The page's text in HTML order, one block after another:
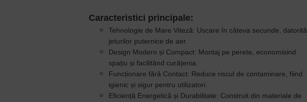
Caracteristici principale:
Tehnologie de Mare Viteză: Uscare în câteva secunde, datorită
jeturilor puternice de aer.
Design Modern și Compact: Montaj pe perete, economisind
spațiu și facilitând curățenia.
Funcționare fără Contact: Reduce riscul de contaminare, fiind
igienic și sigur pentru utilizatori.
Eficiență Energetică și Durabilitate: Construit din materiale de